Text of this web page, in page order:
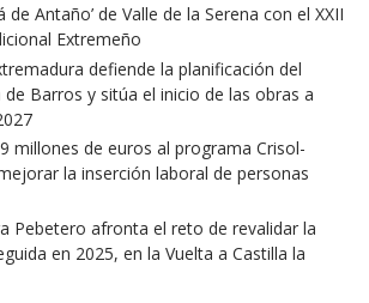
de Antaño’ de Valle de la Serena con el XXII
Extremeño
defiende la planificación del
Barros y sitúa el inicio de las obras a
millones de euros al programa Crisol-
la inserción laboral de personas
Pebetero afronta el reto de revalidar la
en 2025, en la Vuelta a Castilla la